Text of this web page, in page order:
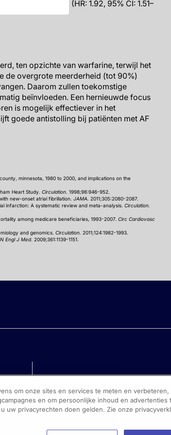
creatinineklaring (HR: 1.92, 95% CI: 1.51–
ten opzichte van warfarine, terwijl het
de overgrote meerderheid (tot 90%)
Daarom zullen toekomstige
beïnvloeden. Een hernieuwde focus
is mogelijk effectiever in het
goede antistolling bij patiënten met AF
minnesota, 1980 to 2000, and implications on the
Heart Study. Circulation. 1998;98:946-952.
new-onset atrial fibrillation. JAMA. 2011;305:2080-2087.
infarction: A systematic review and meta-analysis. Circulation.
among medicare beneficiaries, 1993-2007. Circ Cardiovasc
and genomics. Circulation. 2011;124:1982-1993.
N Engl J Med. 2009;361:1139-1151.
om onze sites en services te meten en verbeteren,
en om persoonlijke inhoud en advertenties
uw privacyrechten doen gelden. Zie onze